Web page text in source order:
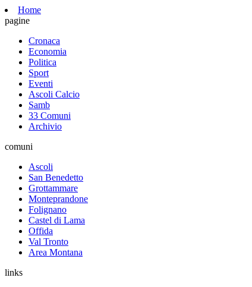
Home
pagine
Cronaca
Economia
Politica
Sport
Eventi
Ascoli Calcio
Samb
33 Comuni
Archivio
comuni
Ascoli
San Benedetto
Grottammare
Monteprandone
Folignano
Castel di Lama
Offida
Val Tronto
Area Montana
links